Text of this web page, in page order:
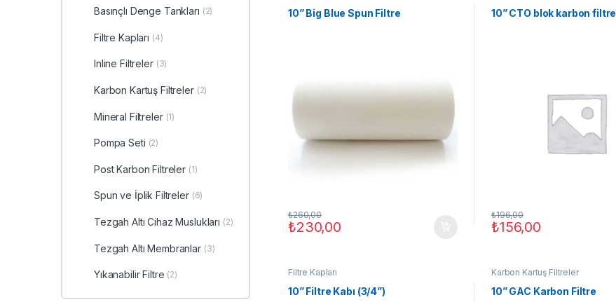
10” Big Blue Spun Filtre
₺230,00
₺260,00
10” CTO blok karbon filtre
₺156,00
₺196,00
Filtre Kapları
10” Filtre Kabı (3/4”)
Karbon Kartuş Filtreler
10” GAC Karbon Filtre
Basınçlı Denge Tankları (2)
Filtre Kapları (4)
Inline Filtreler (3)
Karbon Kartuş Filtreler (2)
Mineral Filtreler (1)
Pompa Seti (2)
Post Karbon Filtreler (1)
Spun ve İplik Filtreler (6)
Tezgah Altı Cihaz Muslukları (2)
Tezgah Altı Membranlar (3)
Yıkanabilir Filtre (2)